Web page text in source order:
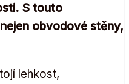
S touto
obvodové stěny,
lehkost,